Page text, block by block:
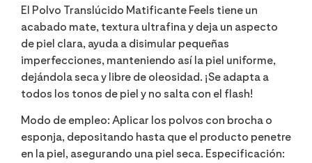
El Polvo Translúcido Matificante Feels tiene un
acabado mate, textura ultrafina y deja un aspecto
de piel clara, ayuda a disimular pequeñas
imperfecciones, manteniendo así la piel uniforme,
dejándola seca y libre de oleosidad. ¡Se adapta a
todos los tonos de piel y no salta con el flash!
Modo de empleo: Aplicar los polvos con brocha o
esponja, depositando hasta que el producto penetre
en la piel, asegurando una piel seca. Especificación: